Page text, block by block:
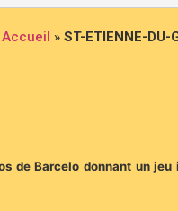
Accueil » ST-ETIENNE-DU-
de Barcelo donnant un